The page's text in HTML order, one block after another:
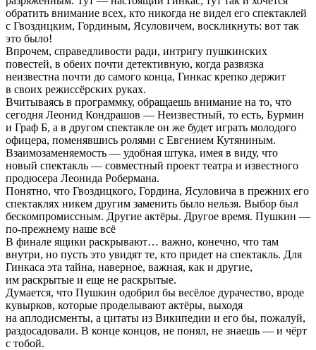
обратить внимание всех, кто никогда не видел его спектаклей
с Гвоздицким, Гординым, Ясуловичем, воскликнуть: вот так
это было!
Впрочем, справедливости ради, интригу пушкинских
повестей, в обеих почти детективную, когда развязка
неизвестна почти до самого конца, Гинкас крепко держит
в своих режиссёрских руках.
Вчитываясь в программку, обращаешь внимание на то, что
сегодня Леонид Кондрашов — Неизвестный, то есть, Бурмин
и Граф Б, а в другом спектакле он же будет играть молодого
офицера, поменявшись ролями с Евгением Кутяниным.
Взаимозаменяемость — удобная штука, имея в виду, что
новый спектакль — совместный проект театра и известного
продюсера Леонида Робермана.
Понятно, что Гвоздицкого, Гордина, Ясуловича в прежних его
спектаклях никем другим заменить было нельзя. Выбор был
бескомпромиссным. Другие актёры. Другое время. Пушкин —
по-прежнему наше всё
В финале ящики раскрывают… важно, конечно, что там
внутри, но пусть это увидят те, кто придет на спектакль. Для
Гинкаса эта тайна, наверное, важная, как и другие,
им раскрытые и еще не раскрытые.
Думается, что Пушкин одобрил бы весёлое дурачество, вроде
кувырков, которые проделывают актёры, выходя
на аплодисменты, а цитаты из Википедии и его бы, пожалуй,
раздосадовали. В конце концов, не понял, не знаешь — и чёрт
с тобой.